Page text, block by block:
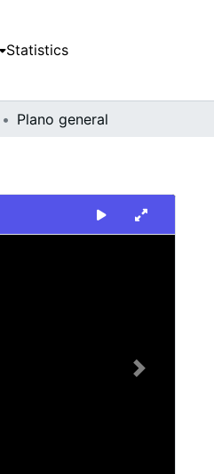
Statistics
Plano general
Next